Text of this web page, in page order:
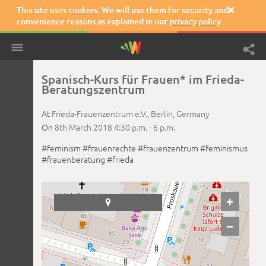
This site usescookies. We will use them for security and
convenience reasons as explained in our privacy policy.

Spanisch-Kurs für Frauen* im Frieda-
Beratungszentrum
At Frieda-Frauenzentrum e.V., Berlin, Germany
On 8th March 2018 4:30 p.m. - 6 p.m.
#feminism #frauenrechte #frauenzentrum #feminismus
#frauenberatung #frieda

+
−